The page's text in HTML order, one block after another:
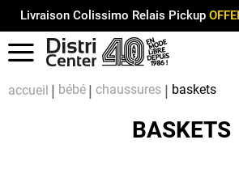
Livraison Colissimo Relais Pickup
Menu
accueil bébé chaussures baskets
BASKETS